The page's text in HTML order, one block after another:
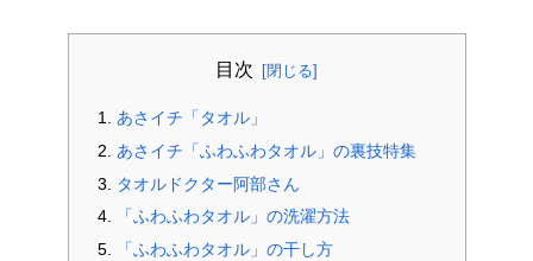
目次
あさイチ「タオル」
あさイチ「ふわふわタオル」の裏技特集
タオルドクター阿部さん
「ふわふわタオル」の洗濯方法
「ふわふわタオル」の干し方